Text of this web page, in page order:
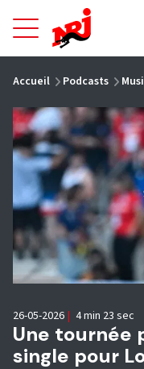
NRJ -
Accueil Podcasts
Une tournée
single pour
26-05-2026 | 4 min 23 sec